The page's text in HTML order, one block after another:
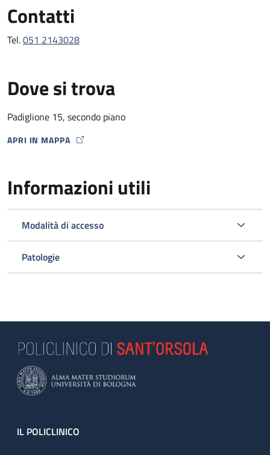
Contatti
Tel.051 2143028
Dove si trova
Padiglione 15, secondo piano
APRI IN MAPPA
MAP ICON
Informazioni utili
Modalità di accesso
Patologie
Footer
IL POLICLINICO